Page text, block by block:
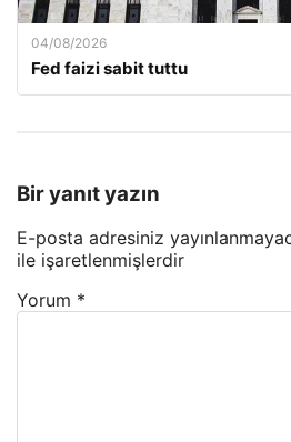
04/08/2026
Fed faizi sabit tuttu
Bir yanıt yazın
E-posta adresiniz
ile işaretlenmişlerdir
Yorum *